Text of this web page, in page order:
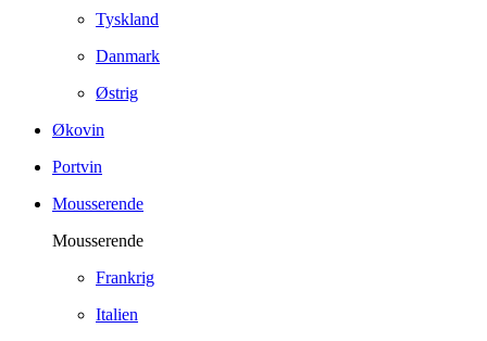
Tyskland
Danmark
Østrig
Økovin
Portvin
Mousserende
Mousserende
Frankrig
Italien